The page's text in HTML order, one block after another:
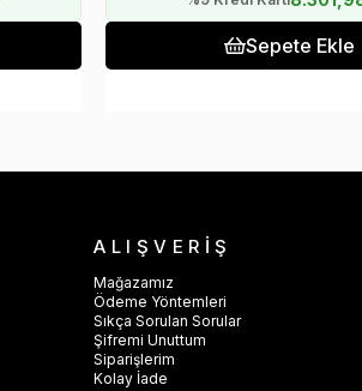
Sepete Ekle
ALIŞVERİŞ
Mağazamız
Ödeme Yöntemleri
Sıkça Sorulan Sorular
Şifremi Unuttum
Siparişlerim
Kolay İade